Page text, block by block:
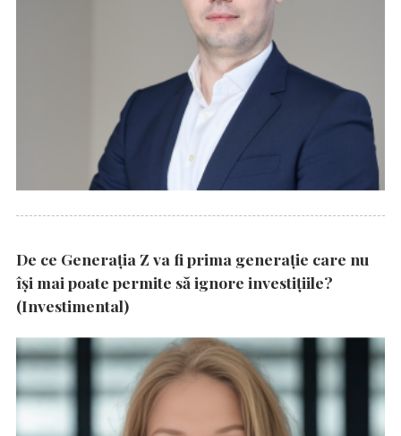
De ce Generația Z va fi prima generație care nu
își mai poate permite să ignore investițiile?
(Investimental)